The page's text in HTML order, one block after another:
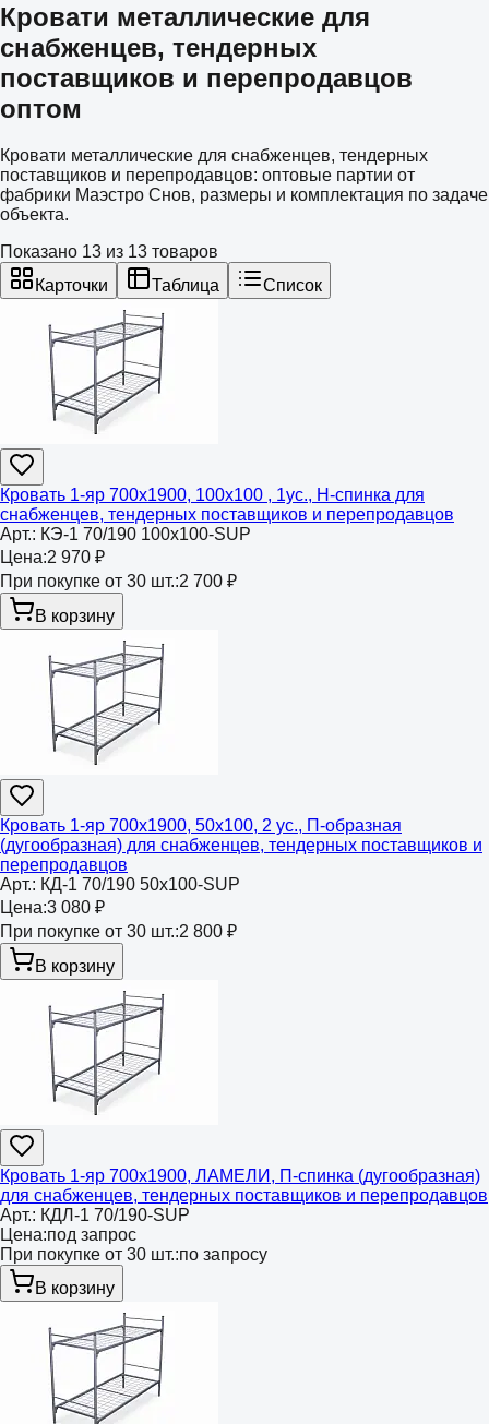
Кровати металлические для
снабженцев, тендерных
поставщиков и перепродавцов
оптом
Кровати металлические для снабженцев, тендерных
поставщиков и перепродавцов: оптовые партии от
фабрики Маэстро Снов, размеры и комплектация по задаче
объекта.
Показано 13 из 13 товаров
Карточки
Таблица Список
Кровать 1-яр 700х1900, 100х100 , 1ус., Н-спинка для
снабженцев, тендерных поставщиков и перепродавцов
Арт.: КЭ-1 70/190 100х100-SUP
Цена:2 970 ₽
При покупке от 30 шт.:2 700 ₽
В корзину
Кровать 1-яр 700х1900, 50х100, 2 ус., П-образная
(дугообразная) для снабженцев, тендерных поставщиков и
перепродавцов
Арт.: КД-1 70/190 50х100-SUP
Цена:3 080 ₽
При покупке от 30 шт.:2 800 ₽
В корзину
Кровать 1-яр 700х1900, ЛАМЕЛИ, П-спинка (дугообразная)
для снабженцев, тендерных поставщиков и перепродавцов
Арт.: КДЛ-1 70/190-SUP
Цена:под запрос
При покупке от 30 шт.:по запросу
В корзину